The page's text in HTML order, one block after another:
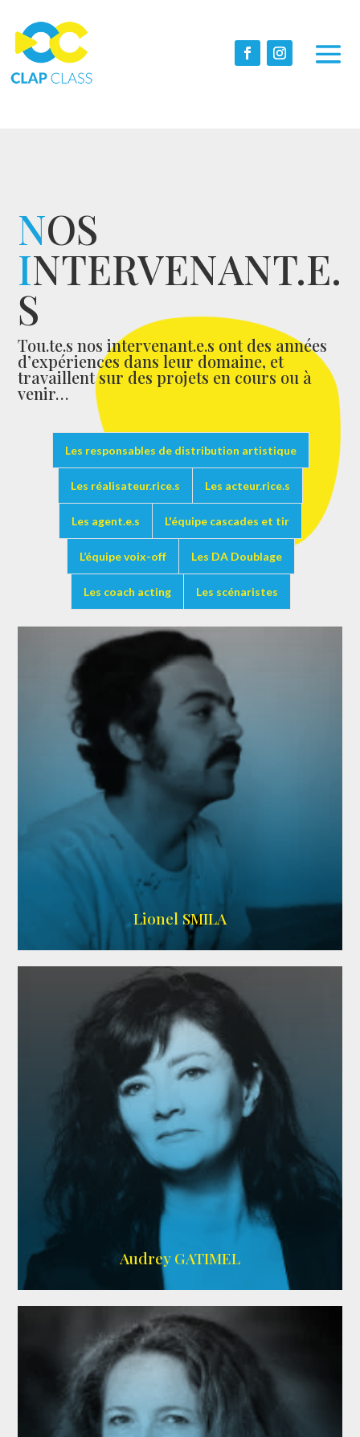
NOS
INTERVENANT.E.
S
Tou.te.s nos intervenant.e.s ont des années
d’expériences dans leur domaine, et
travaillent sur des projets en cours ou à
venir…
Les responsables de distribution artistique
Les réalisateur.rice.s Les acteur.rice.s
Les agent.e.s L'équipe cascades et tir
L’équipe voix-off Les DA Doublage
Les coach acting Les scénaristes
Lionel SMILA
Audrey GATIMEL